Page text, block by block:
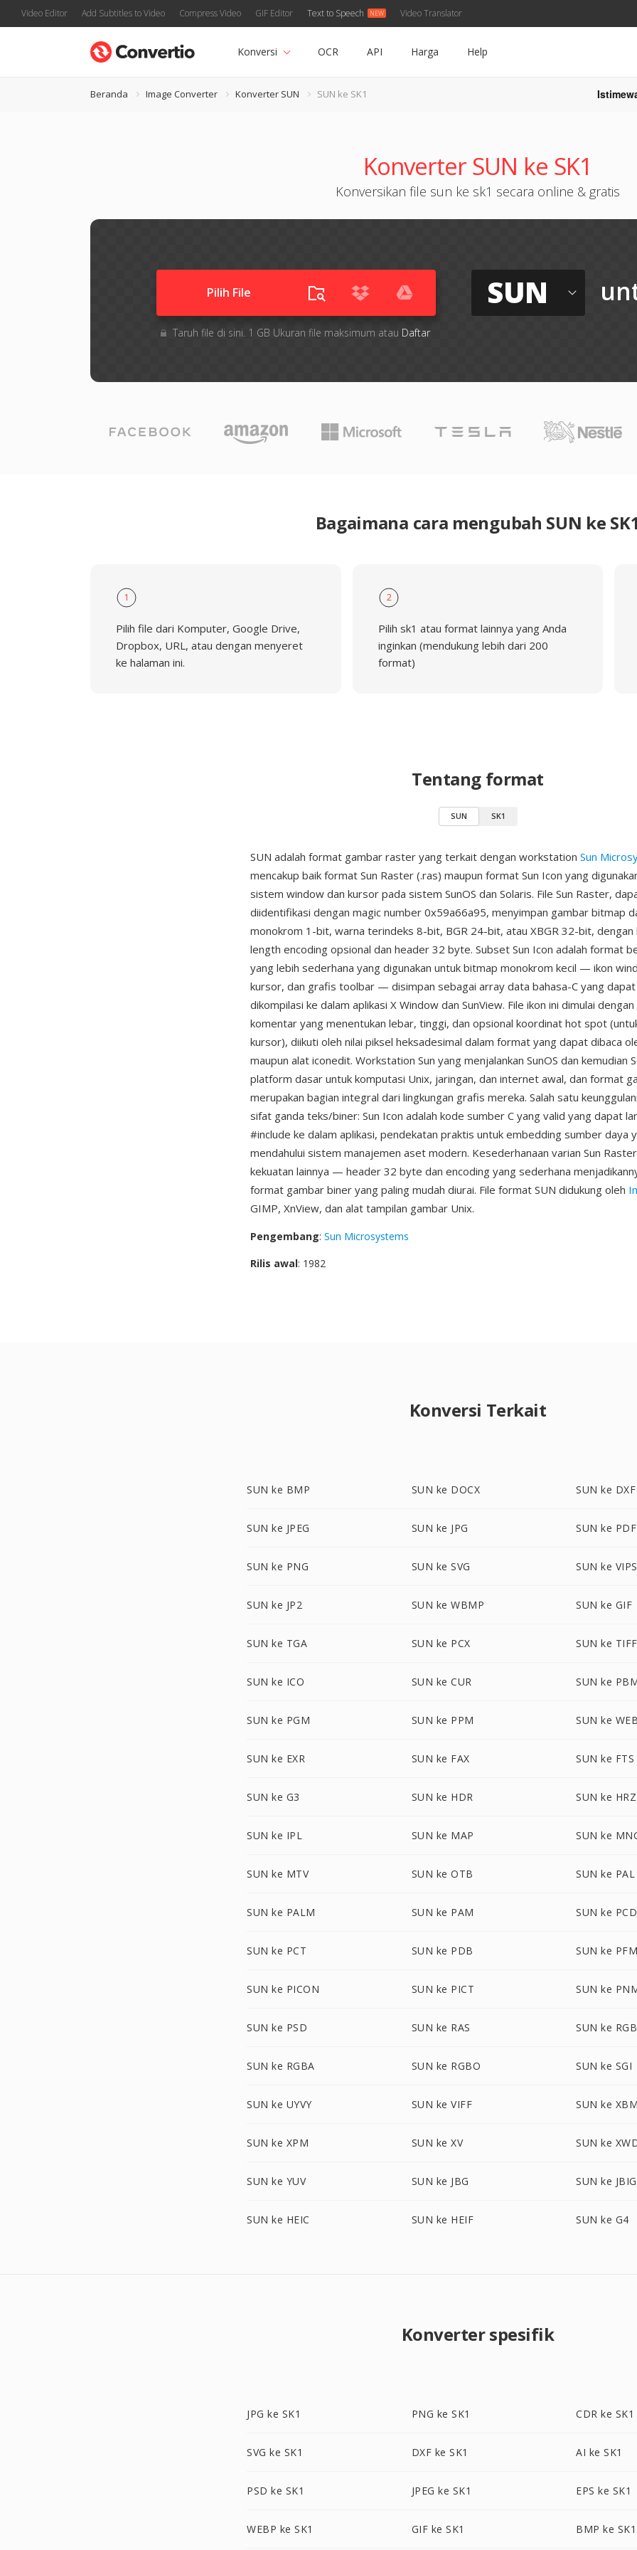
Video Editor Add Subtitles to Video Compress Video GIF Editor Text to Speech Video Translator
Konversi OCR API Harga Help
Beranda Image Converter Konverter SUN SUN ke SK1
Konverter SUN ke SK1
Konversikan file sun ke sk1 secara online & gratis
Pilih File
Taruh file di sini. 1 GB Ukuran file maksimum atau Daftar
SUN
Bagaimana cara mengubah SUN ke
1
Pilih file dari Komputer, Google Drive,
Dropbox, URL, atau dengan menyeret
ke halaman ini.
2
Pilih sk1 atau format lainnya yang Anda
inginkan (mendukung lebih dari 200
format)
Tentang format
SUN SK1
SUN adalah format gambar raster yang terkait dengan workstation Sun
mencakup baik format Sun Raster (.ras) maupun format Sun Icon yang
sistem window dan kursor pada sistem SunOS dan Solaris. File Sun Raster,
diidentifikasi dengan magic number 0x59a66a95, menyimpan gambar bitmap
monokrom 1-bit, warna terindeks 8-bit, BGR 24-bit, atau XBGR 32-bit,
length encoding opsional dan header 32 byte. Subset Sun Icon adalah format
yang lebih sederhana yang digunakan untuk bitmap monokrom kecil — ikon
kursor, dan grafis toolbar — disimpan sebagai array data bahasa-C yang
dikompilasi ke dalam aplikasi X Window dan SunView. File ikon ini dimulai
komentar yang menentukan lebar, tinggi, dan opsional koordinat hot spot
kursor), diikuti oleh nilai piksel heksadesimal dalam format yang dapat dibaca
maupun alat iconedit. Workstation Sun yang menjalankan SunOS dan kemudian
platform dasar untuk komputasi Unix, jaringan, dan internet awal, dan format
merupakan bagian integral dari lingkungan grafis mereka. Salah satu
sifat ganda teks/biner: Sun Icon adalah kode sumber C yang valid yang dapat
#include ke dalam aplikasi, pendekatan praktis untuk embedding sumber daya
mendahului sistem manajemen aset modern. Kesederhanaan varian Sun
kekuatan lainnya — header 32 byte dan encoding yang sederhana
format gambar biner yang paling mudah diurai. File format SUN didukung oleh
GIMP, XnView, dan alat tampilan gambar Unix.
Pengembang: Sun Microsystems
Rilis awal: 1982
Konversi Terkait
SUN ke BMP SUN ke DOCX SUN ke DXF
SUN ke JPEG SUN ke JPG SUN ke PDF
SUN ke PNG SUN ke SVG SUN ke VIPS
SUN ke JP2 SUN ke WBMP SUN ke GIF
SUN ke TGA SUN ke PCX SUN ke TIFF
SUN ke ICO SUN ke CUR SUN ke
SUN ke PGM SUN ke PPM SUN ke
SUN ke EXR SUN ke FAX SUN ke FTS
SUN ke G3 SUN ke HDR SUN ke HRZ
SUN ke IPL SUN ke MAP SUN ke
SUN ke MTV SUN ke OTB SUN ke PAL
SUN ke PALM SUN ke PAM SUN ke PCD
SUN ke PCT SUN ke PDB SUN ke
SUN ke PICON SUN ke PICT SUN ke
SUN ke PSD SUN ke RAS SUN ke RGB
SUN ke RGBA SUN ke RGBO SUN ke SGI
SUN ke UYVY SUN ke VIFF SUN ke
SUN ke XPM SUN ke XV SUN ke
SUN ke YUV SUN ke JBG SUN ke JBIG
SUN ke HEIC SUN ke HEIF SUN ke G4
Konverter spesifik
JPG ke SK1 PNG ke SK1 CDR ke SK1
SVG ke SK1 DXF ke SK1 AI ke SK1
PSD ke SK1 JPEG ke SK1 EPS ke SK1
WEBP ke SK1 GIF ke SK1 BMP ke SK1